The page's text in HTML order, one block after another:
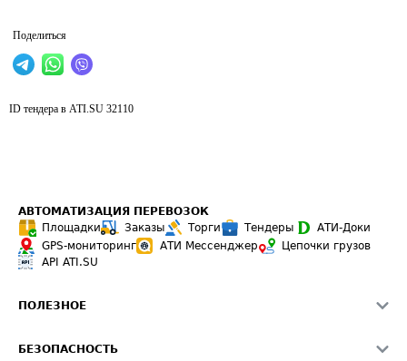
Поделиться
ID тендера в ATI.SU 32110
АВТОМАТИЗАЦИЯ ПЕРЕВОЗОК
Площадки
Заказы Торги Тендеры
АТИ-Доки
GPS-мониторинг
АТИ Мессенджер
Цепочки грузов
API ATI.SU
ПОЛЕЗНОЕ
БЕЗОПАСНОСТЬ